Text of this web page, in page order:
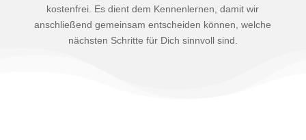
kostenfrei. Es dient dem Kennenlernen, damit wir
anschließend gemeinsam entscheiden können, welche
nächsten Schritte für Dich sinnvoll sind.